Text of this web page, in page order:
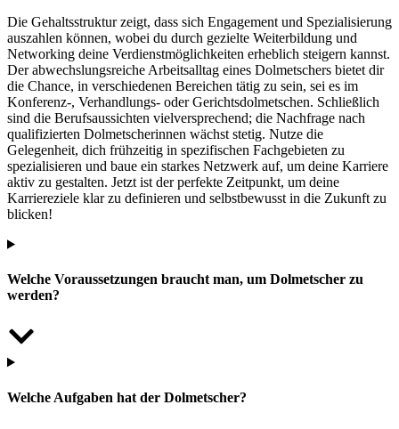
Die Gehaltsstruktur zeigt, dass sich Engagement und Spezialisierung
auszahlen können, wobei du durch gezielte Weiterbildung und
Networking deine Verdienstmöglichkeiten erheblich steigern kannst.
Der abwechslungsreiche Arbeitsalltag eines Dolmetschers bietet dir
die Chance, in verschiedenen Bereichen tätig zu sein, sei es im
Konferenz-, Verhandlungs- oder Gerichtsdolmetschen. Schließlich
sind die Berufsaussichten vielversprechend; die Nachfrage nach
qualifizierten Dolmetscherinnen wächst stetig. Nutze die
Gelegenheit, dich frühzeitig in spezifischen Fachgebieten zu
spezialisieren und baue ein starkes Netzwerk auf, um deine Karriere
aktiv zu gestalten. Jetzt ist der perfekte Zeitpunkt, um deine
Karriereziele klar zu definieren und selbstbewusst in die Zukunft zu
blicken!
Welche Voraussetzungen braucht man, um Dolmetscher zu
werden?
Welche Aufgaben hat der Dolmetscher?